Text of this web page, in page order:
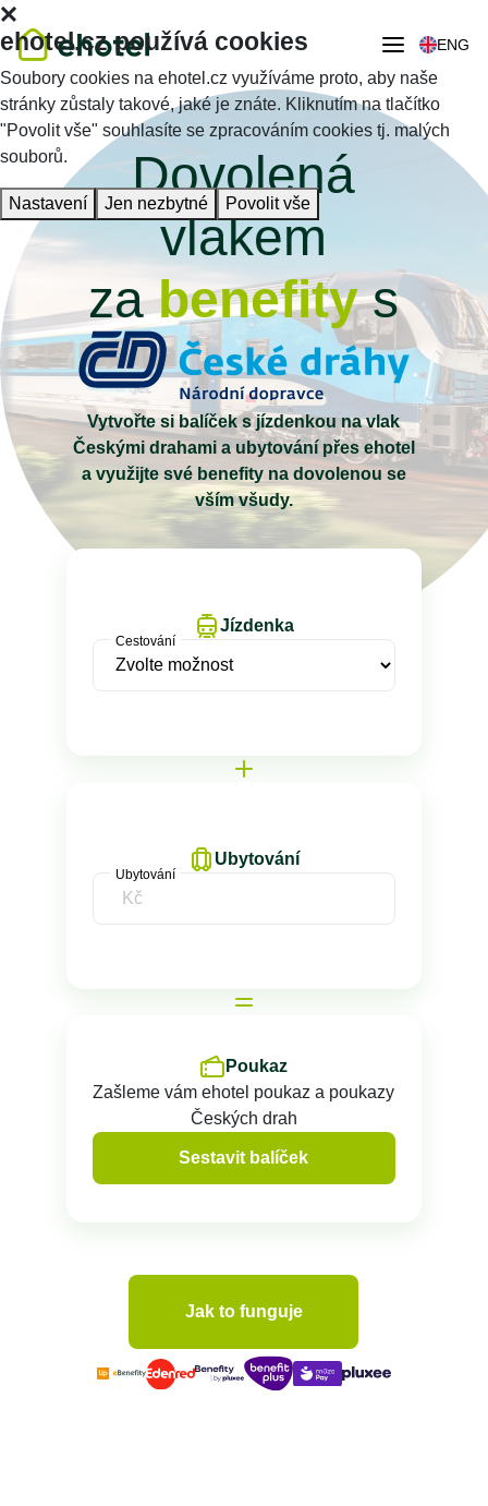
ENG
Dovolená
vlakem
zabenefitys
Vytvořte si balíček s jízdenkou na vlak
Českými drahami a ubytování přes ehotel
a využijte své benefity na dovolenou se
vším všudy.
Jízdenka
Cestování
Ubytování
Ubytování
Poukaz
Zašleme vám ehotel poukaz a poukazy
Českých drah
Sestavit balíček
Jak to funguje
ehotel.cz používá cookies
Soubory cookies na ehotel.cz využíváme proto, aby naše
stránky zůstaly takové, jaké je znáte. Kliknutím na tlačítko
"Povolit vše" souhlasíte se zpracováním cookies tj. malých
souborů.
Nastavení Jen nezbytné Povolit vše